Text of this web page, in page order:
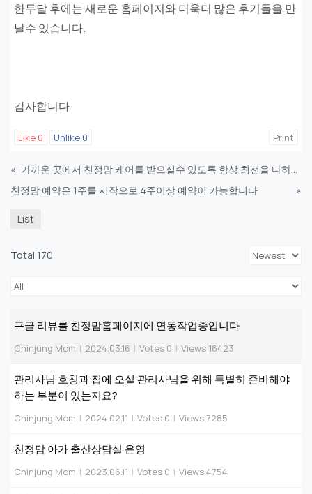
한두달 후에는 새로운 홈페이지와 더욱더 많은 후기들을 만
날수 있습니다.
감사합니다
Like 0 Unlike 0 Print
«
가까운 곳에서 친정맘 케어를 받으실수 있도록 항상 최선을 다하겠습니다.
친정맘 예약은 1주를 시작으로 4주이상 예약이 가능합니다
»
List
Total 170
구글 리뷰를 친정맘홈페이지에 연동작업중입니다
Chinjung Mom | 2024.03.16 | Votes 0 | Views 16423
관리사님 호칭과 집에 오실 관리사님을 위해 특별히 준비해야
하는 부분이 있는지요?
Chinjung Mom | 2024.02.11 | Votes 0 | Views 7285
친정맘 아가 출산상담실 운영
Chinjung Mom | 2023.06.11 | Votes 0 | Views 4754